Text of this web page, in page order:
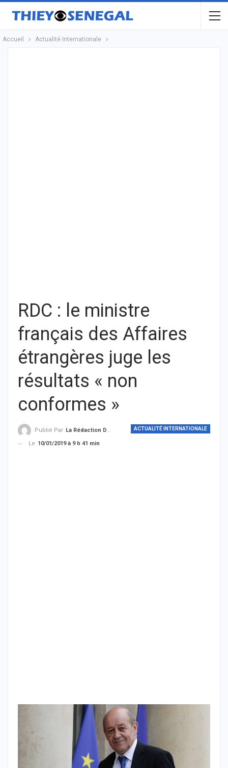
Accueil Actualité Internationale
RDC : le ministre
français des Affaires
étrangères juge les
résultats « non
conformes »
ACTUALITÉ INTERNATIONALE
Publié Par La Rédaction De THIEYSENEGAL.com
Le 10/01/2019 à 9 h 41 min